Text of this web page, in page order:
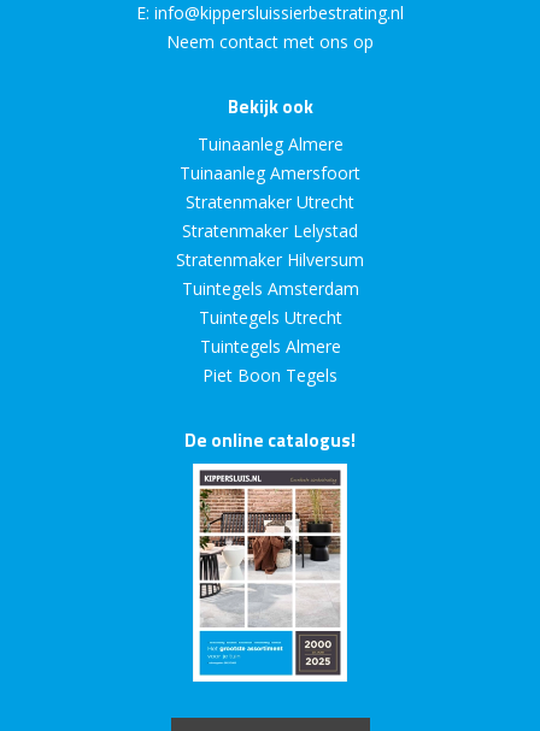
E: info@kippersluissierbestrating.nl
Neem contact met ons op
Bekijk ook
Tuinaanleg Almere
Tuinaanleg Amersfoort
Stratenmaker Utrecht
Stratenmaker Lelystad
Stratenmaker Hilversum
Tuintegels Amsterdam
Tuintegels Utrecht
Tuintegels Almere
Piet Boon Tegels
De online catalogus!